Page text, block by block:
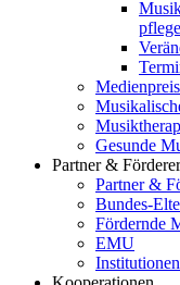
Gesunde
Partner & Förderer
Partner &
Bundes-
Fördernde
EMU